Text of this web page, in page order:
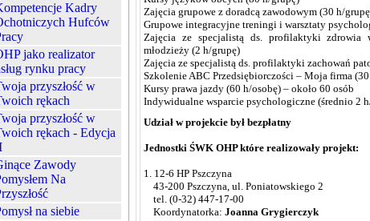
Kadry
Hufców
jako realizator
rynku pracy
przyszłość w
rękach
przyszłość w
rękach - Edycja
Zawody
Na
na siebie
Zajęcia grupowe z doradcą zawodowym (30 h/
Grupowe integracyjne treningi i warsztaty
Zajęcia ze specjalistą ds. profilaktyki zdrowia
młodzieży (2 h/grupę)
Zajęcia ze specjalistą ds. profilaktyki zachowań
Szkolenie ABC Przedsiębiorczości – Moja firma
Kursy prawa jazdy (60 h/osobę) – około 60 osób
Indywidualne wsparcie psychologiczne (średnio 2
Udział w projekcie był bezpłatny
Jednostki ŚWK OHP które realizowały projekt:
1. 12-6 HP Pszczyna
43-200 Pszczyna, ul. Poniatowskiego 2
tel. (0-32) 447-17-00
Koordynatorka: Joanna Grygierczyk